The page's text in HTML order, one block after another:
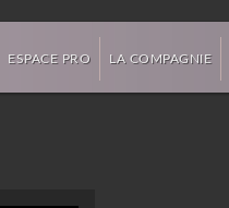
ESPACE PRO LA COMPAGNIE